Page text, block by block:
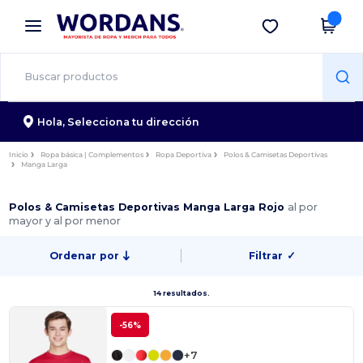
× App de Wordans
¡Mejores precios en app!
Descargar app
Hola, Selecciona tu dirección
Inicio Ropa básica | Complementos Ropa Deportiva
Polos & Camisetas Deportivas
Manga Larga
Polos & Camisetas Deportivas Manga Larga Rojo al por
mayor y al por menor
Ordenar por Filtrar ✓
14 resultados.
-56%
+7